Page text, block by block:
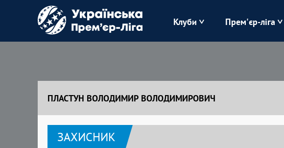
Клуби
Зоря Карпати
Полісся
Прем'єр-ліга
ПЛАСТУН ВОЛОДИМИР ВОЛОДИМИРОВИЧ
ЗАХИСНИК